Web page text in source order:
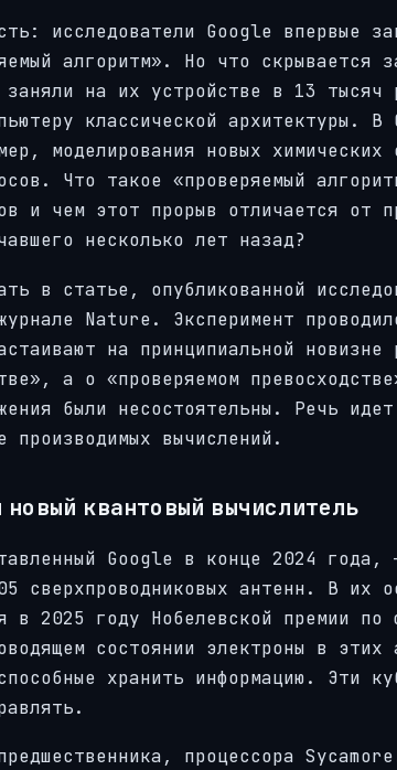
исследователи Google впервые
алгоритм». Но что скрывается
заняли на их устройстве в 13
классической архитектуры.
моделирования новых
Что такое «проверяемый
и чем этот прорыв отличается от
несколько лет назад?
в статье, опубликованной
Nature. Эксперимент
на принципиальной новизне
а о «проверяемом
были несостоятельны. Речь
производимых вычислений.
квантовый вычислитель
Google в конце 2024 года,
сверхпроводниковых антенн. В их
в 2025 году Нобелевской премии
состоянии электроны в этих
хранить информацию. Эти
процессора